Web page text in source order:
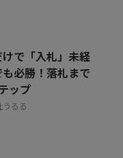
けで「入札」未経
必勝！落札まで
ップ
るる